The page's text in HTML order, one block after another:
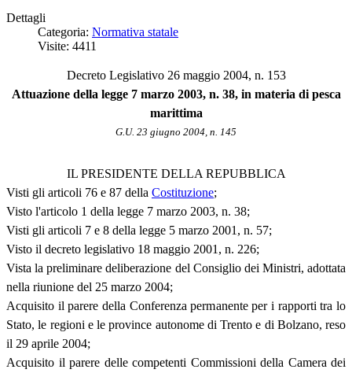
Dettagli
Categoria: Normativa statale
Visite: 4411
Decreto Legislativo 26 maggio 2004, n. 153
Attuazione della legge 7 marzo 2003, n. 38, in materia di pesca
marittima
G.U. 23 giugno 2004, n. 145
IL PRESIDENTE DELLA REPUBBLICA
Visti gli articoli 76 e 87 della Costituzione;
Visto l'articolo 1 della legge 7 marzo 2003, n. 38;
Visti gli articoli 7 e 8 della legge 5 marzo 2001, n. 57;
Visto il decreto legislativo 18 maggio 2001, n. 226;
Vista la preliminare deliberazione del Consiglio dei Ministri, adottata
nella riunione del 25 marzo 2004;
Acquisito il parere della Conferenza permanente per i rapporti tra lo
Stato, le regioni e le province autonome di Trento e di Bolzano, reso
il 29 aprile 2004;
Acquisito il parere delle competenti Commissioni della Camera dei